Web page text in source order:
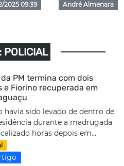
2025 09:39 André Almenara
POLICIAL
PM termina com dois
e Fiorino recuperada em
havia sido levado de dentro de
durante a madrugada
horas depois em...